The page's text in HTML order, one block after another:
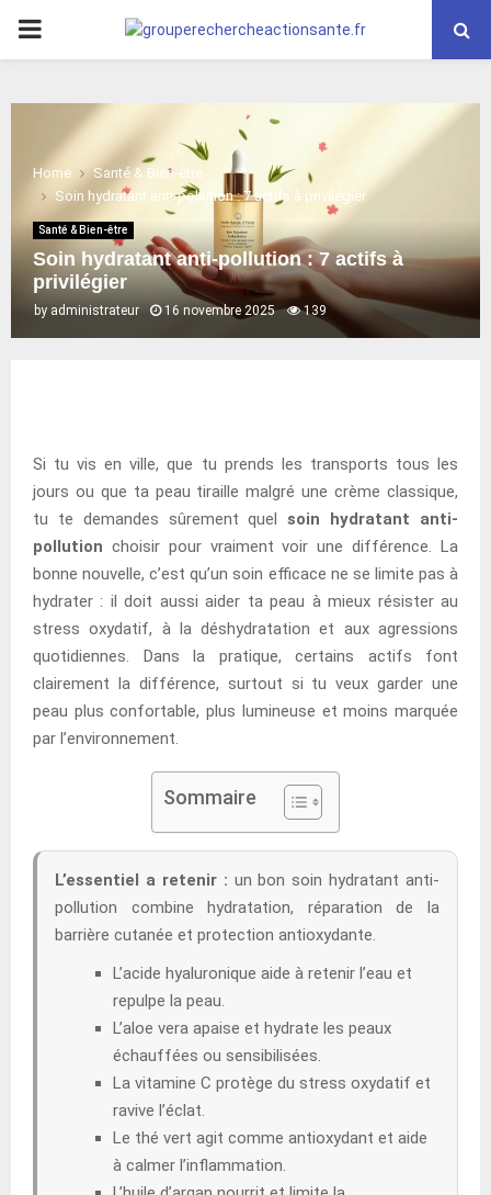
PRIMARY
Home
Santé & Bien-être
Soin hydratant anti-pollution : 7 actifs à privilégier
Santé & Bien-être
Soin hydratant anti-pollution : 7 actifs à
privilégier
by administrateur 16 novembre 2025 139
Si tu vis en ville, que tu prends les transports tous les
jours ou que ta peau tiraille malgré une crème classique,
tu te demandes sûrement quelsoin hydratant anti-
pollution choisir pour vraiment voir une différence. La
bonne nouvelle, c’est qu’un soin efficace ne se limite pas à
hydrater : il doit aussi aider ta peau à mieux résister au
stress oxydatif, à la déshydratation et aux agressions
quotidiennes. Dans la pratique, certains actifs font
clairement la différence, surtout si tu veux garder une
peau plus confortable, plus lumineuse et moins marquée
par l’environnement.
Sommaire
L’essentiel a retenir : un bon soin hydratant anti-
pollution combine hydratation, réparation de la
barrière cutanée et protection antioxydante.
L’acide hyaluronique aide à retenir l’eau et
repulpe la peau.
L’aloe vera apaise et hydrate les peaux
échauffées ou sensibilisées.
La vitamine C protège du stress oxydatif et
ravive l’éclat.
Le thé vert agit comme antioxydant et aide
à calmer l’inflammation.